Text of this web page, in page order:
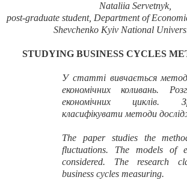
Nataliia Servetnyk,
post-graduate student, Department of
Shevchenko Kyiv National
STUDYING BUSINESS CYCLES
У статті вивчається
економічних коливань.
економічних циклів.
класифікувати методи
The paper studies the
fluctuations. The models of
considered. The research
business cycles measuring.